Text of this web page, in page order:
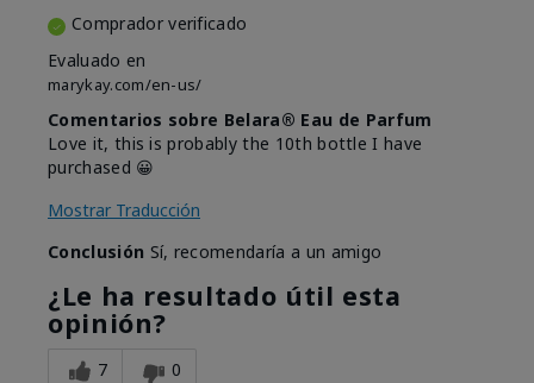
Comprador verificado
Evaluado en
marykay.com/en-us/
Comentarios sobre Belara® Eau de Parfum
Love it, this is probably the 10th bottle I have
purchased 😀
Mostrar Traducción
Conclusión Sí, recomendaría a un amigo
¿Le ha resultado útil esta
opinión?
7 0